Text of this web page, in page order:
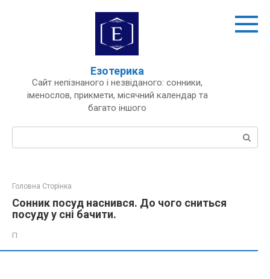
Езотерика
Сайт непізнаного і незвіданого: сонники,
іменослов, прикмети, місячний календар та
багато іншого
Пошук:
Головна Сторінка
Сонник посуд наснився. До чого сниться
посуду у сні бачити.
П